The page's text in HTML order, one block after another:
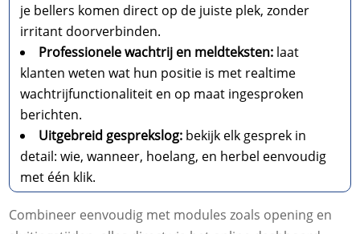
je bellers komen direct op de juiste plek, zonder
irritant doorverbinden.
Professionele wachtrij en meldteksten: laat
klanten weten wat hun positie is met realtime
wachtrijfunctionaliteit en op maat ingesproken
berichten.
Uitgebreid gesprekslog: bekijk elk gesprek in
detail: wie, wanneer, hoelang, en herbel eenvoudig
met één klik.
Combineer eenvoudig met modules zoals opening en